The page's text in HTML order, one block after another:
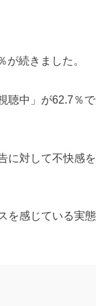
が続きました。
聴中」が62.7％で
に対して不快感を
を感じている実態